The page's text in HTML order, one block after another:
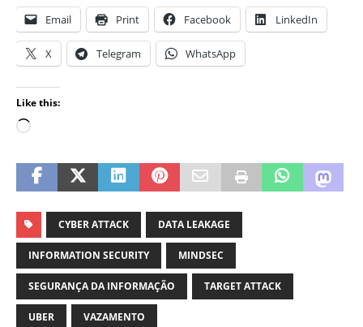
Email Print Facebook LinkedIn
X Telegram WhatsApp
Like this:
CYBER ATTACK DATA LEAKAGE
INFORMATION SECURITY MINDSEC
SEGURANÇA DA INFORMAÇÃO TARGET ATTACK
UBER VAZAMENTO